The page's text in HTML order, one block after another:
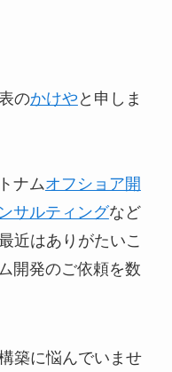
のかけや と申しま
ナムオフショア開
サルティングなど
近はありがたいこ
開発のご依頼を数
築に悩んでいませ